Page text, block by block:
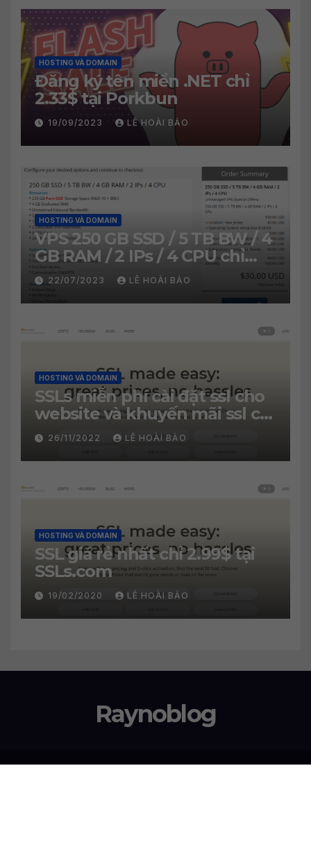
HOSTING VÀ DOMAIN
Đăng ký tên miền .NET chỉ
2.33$ tại Porkbun
19/09/2023 LÊ HOÀI BẢO
HOSTING VÀ DOMAIN
VPS 250 GB SSD / 5 TB BW / 4
GB RAM / 2 IPs / 4 CPU chỉ
30$/năm
22/07/2023 LÊ HOÀI BẢO
HOSTING VÀ DOMAIN
SSLs miễn phí cài đặt ssl cho
website và khuyến mãi ssl chỉ
2.99$
26/11/2022 LÊ HOÀI BẢO
HOSTING VÀ DOMAIN
SSL giá rẻ nhất chỉ 2.99$ tại
SSLs.com
19/02/2020 LÊ HOÀI BẢO
Raynoblog